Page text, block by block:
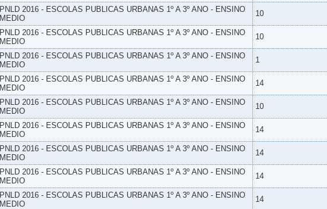
PNLD 2016 - ESCOLAS PUBLICAS URBANAS 1º A 3º ANO - ENSINO
MEDIO
10
PNLD 2016 - ESCOLAS PUBLICAS URBANAS 1º A 3º ANO - ENSINO
MEDIO
10
PNLD 2016 - ESCOLAS PUBLICAS URBANAS 1º A 3º ANO - ENSINO
MEDIO
1
PNLD 2016 - ESCOLAS PUBLICAS URBANAS 1º A 3º ANO - ENSINO
MEDIO
14
PNLD 2016 - ESCOLAS PUBLICAS URBANAS 1º A 3º ANO - ENSINO
MEDIO
10
PNLD 2016 - ESCOLAS PUBLICAS URBANAS 1º A 3º ANO - ENSINO
MEDIO
14
PNLD 2016 - ESCOLAS PUBLICAS URBANAS 1º A 3º ANO - ENSINO
MEDIO
14
PNLD 2016 - ESCOLAS PUBLICAS URBANAS 1º A 3º ANO - ENSINO
MEDIO
14
PNLD 2016 - ESCOLAS PUBLICAS URBANAS 1º A 3º ANO - ENSINO
MEDIO
14